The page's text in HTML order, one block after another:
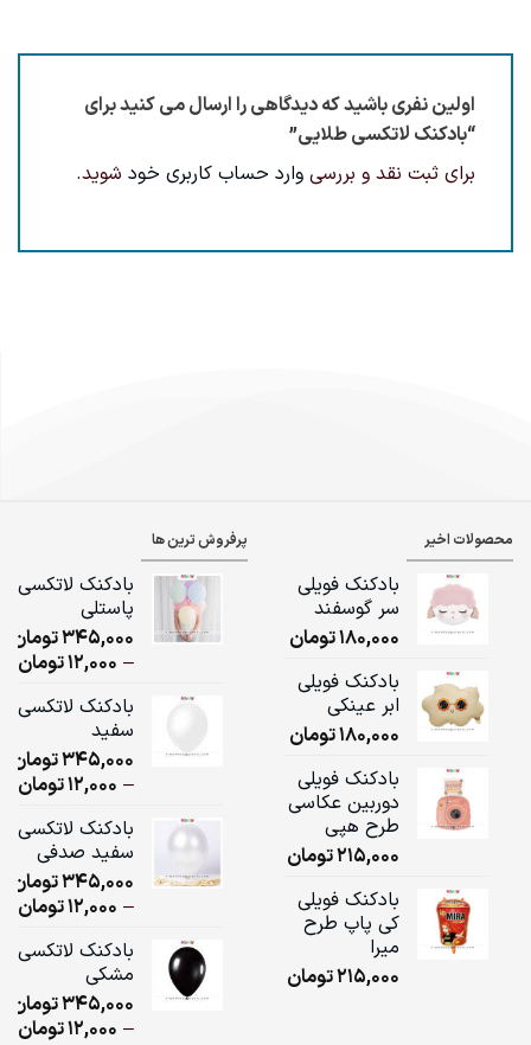
اولین نفری باشید که دیدگاهی را ارسال می کنید برای
“بادکنک لاتکسی طلایی”
برای ثبت نقد و بررسی وارد حساب کاربری خود شوید.
محصولات اخیر
بادکنک فویلی
سر گوسفند
180,000تومان
بادکنک فویلی
ابر عینکی
180,000تومان
بادکنک فویلی
دوربین عکاسی
طرح هپی
215,000تومان
بادکنک فویلی
کی پاپ طرح
میرا
215,000تومان
پرفروش ترین ها
بادکنک لاتکسی
پاستلی
345,000تومان
–
12,000تومان
بادکنک لاتکسی
سفید
345,000تومان
–
12,000تومان
بادکنک لاتکسی
سفید صدفی
345,000تومان
–
12,000تومان
بادکنک لاتکسی
مشکی
345,000تومان
–
12,000تومان